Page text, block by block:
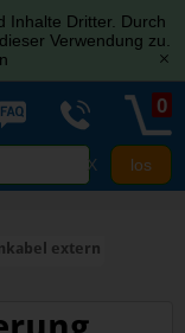
Inhalte Dritter. Durch
Verwendung zu.
[x]
X
0
extern